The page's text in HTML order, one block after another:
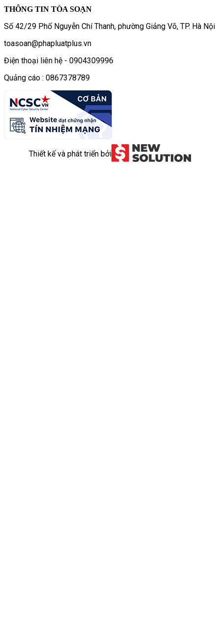
THÔNG TIN TÒA SOẠN
Số 42/29 Phố Nguyễn Chí Thanh, phường Giảng Võ, TP. Hà Nội
toasoan@phapluatplus.vn
Điện thoại liên hệ - 0904309996
Quảng cáo : 0867378789
Thiết kế và phát triển bởi